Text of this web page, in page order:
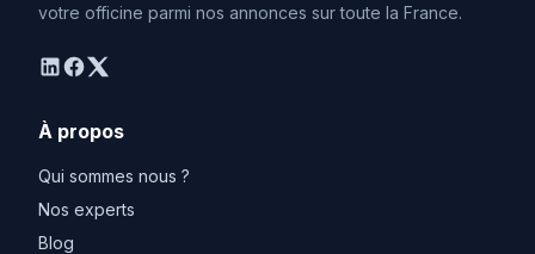
votre officine parmi nos annonces sur toute la France.
linkedin
facebook
twitter
À propos
Qui sommes nous ?
Nos experts
Blog